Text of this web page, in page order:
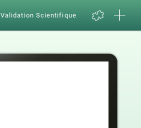
Validation Scientifique